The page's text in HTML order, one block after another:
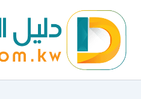
المحتوى